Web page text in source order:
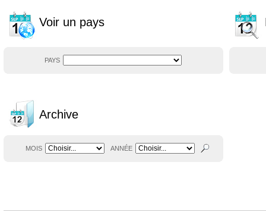
Voir un pays
PAYS
Archive
MOIS ANNÉE